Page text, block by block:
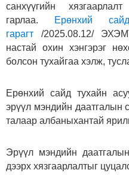
санхүүгийн
гарлаа.
Ерөнхий
гарагт /2025.08.12/
настай охин хэнгэрэг
болсон тухайгаа хэлж,
Ерөнхий сайд тухайн
эрүүл мэндийн даатгалын
талаар албаныхантай
Эрүүл мэндийн
дээрх хязгаарлалтыг